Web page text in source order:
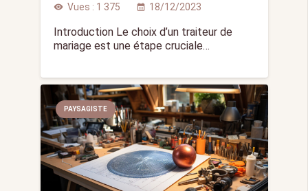
visibility Vues : 1 375 calendar_month 18/12/2023
Introduction Le choix d’un traiteur de
mariage est une étape cruciale…
PAYSAGISTE